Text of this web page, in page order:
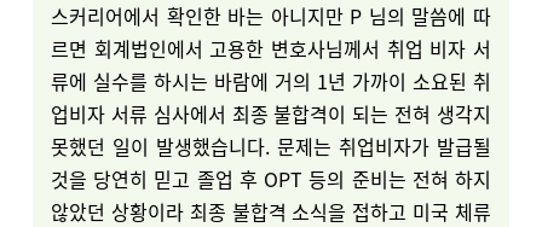
스커리어에서 확인한 바는 아니지만 P 님의 말씀에 따
르면 회계법인에서 고용한 변호사님께서 취업 비자 서
류에 실수를 하시는 바람에 거의 1년 가까이 소요된 취
업비자 서류 심사에서 최종 불합격이 되는 전혀 생각지
못했던 일이 발생했습니다. 문제는 취업비자가 발급될
것을 당연히 믿고 졸업 후 OPT 등의 준비는 전혀 하지
않았던 상황이라 최종 불합격 소식을 접하고 미국 체류